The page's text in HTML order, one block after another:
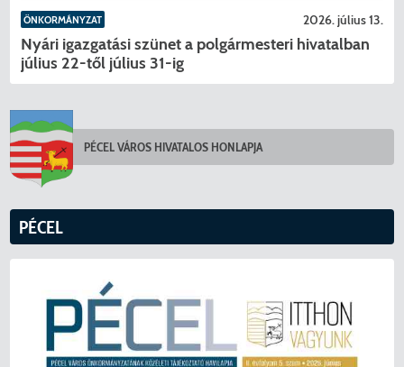
ÖNKORMÁNYZAT 2026. július 13.
Nyári igazgatási szünet a polgármesteri hivatalban
július 22-től július 31-ig
PÉCEL VÁROS HIVATALOS HONLAPJA
PÉCEL